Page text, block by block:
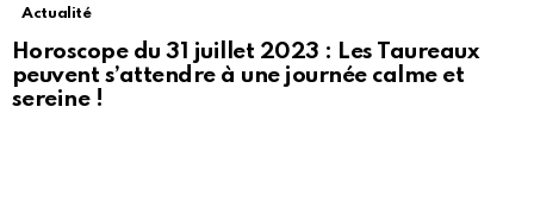
Actualité
Horoscope du 31 juillet 2023 : Les Taureaux
peuvent s’attendre à une journée calme et
sereine !